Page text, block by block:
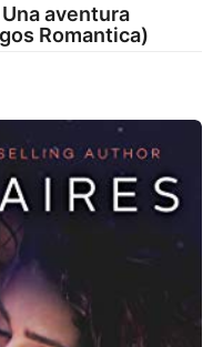
aventura
Romantica)